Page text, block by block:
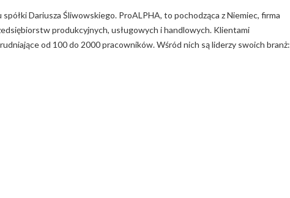
Dariusza Śliwowskiego. ProALPHA, to pochodząca z Niemiec, firma
produkcyjnych, usługowych i handlowych. Klientami
od 100 do 2000 pracowników. Wśród nich są liderzy swoich branż: